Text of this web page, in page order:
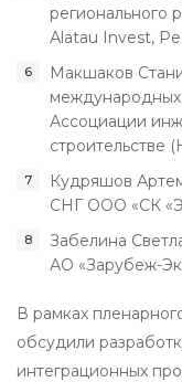
регионального
Аlatau Invest,
Макшаков
Ассоциации
строительстве
Кудряшов
СНГ ООО «СК
Забелина
АО «Зарубеж-
В рамках
обсудили
интеграционных